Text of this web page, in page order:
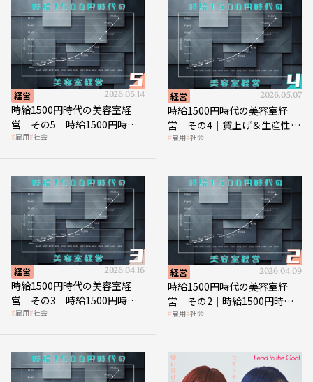
経営 2026.05.14
時給1500円時代の美容室経
営 その5｜時給1500円時代
の到来は美容業の収益構造を
雇用 社会
経営 2026.05.07
時給1500円時代の美容室経
営 その4｜賃上げ＆生産性向
上につなげる賢い助成金活用
雇用 社会
経営 2026.04.16
時給1500円時代の美容室経
営 その3｜時給1500円時
代、美容業はどのような影響
雇用 社会
経営 2026.04.09
時給1500円時代の美容室経
営 その2｜時給1500円時代
に支払う給与はいくらなのか
雇用 社会